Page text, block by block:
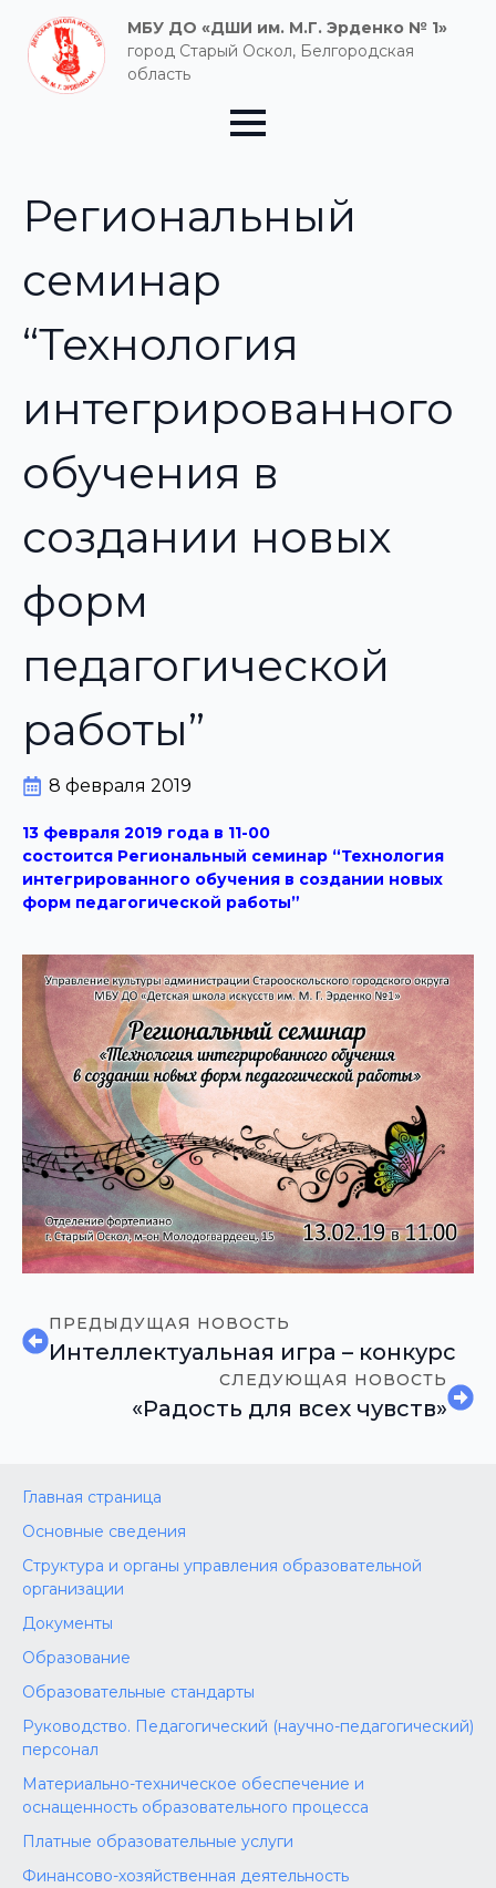
МБУ ДО «ДШИ им. М.Г. Эрденко № 1»
город Старый Оскол, Белгородская
область
Региональный
семинар
“Технология
интегрированного
обучения в
создании новых
форм
педагогической
работы”
8 февраля 2019
13 февраля 2019 года в 11-00
состоится Региональный семинар “Технология
интегрированного обучения в создании новых
форм педагогической работы”
ПРЕДЫДУЩАЯ НОВОСТЬ
Интеллектуальная игра – конкурс
СЛЕДУЮЩАЯ НОВОСТЬ
«Радость для всех чувств»
Главная страница
Основные сведения
Структура и органы управления образовательной
организации
Документы
Образование
Образовательные стандарты
Руководство. Педагогический (научно-педагогический)
персонал
Материально-техническое обеспечение и
оснащенность образовательного процесса
Платные образовательные услуги
Финансово-хозяйственная деятельность